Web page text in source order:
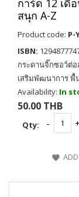
การ์ด 12 เดื
สนุก A-Z
Product code: P-
ISBN:
กระดานจิ๊กซอว์ต่
เสริมพัฒนาการ พื้
Availability: In
50.00 THB
Qty: